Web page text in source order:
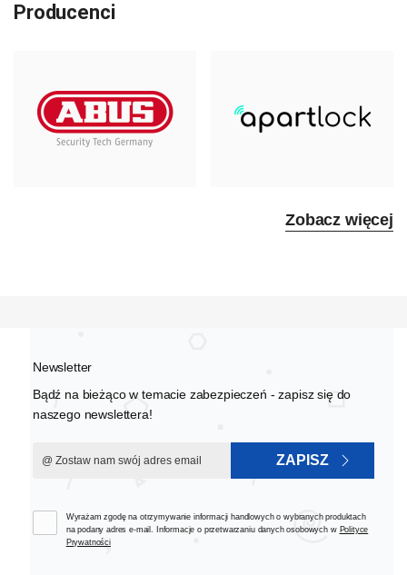
Producenci
Zobacz więcej
Newsletter
Bądź na bieżąco w temacie zabezpieczeń - zapisz się do
naszego newslettera!
ZAPISZ
Wyrażam zgodę na otrzymywanie informacji handlowych o wybranych produktach
na podany adres e-mail. Informacje o przetwarzaniu danych osobowych w Polityce
Prywatności